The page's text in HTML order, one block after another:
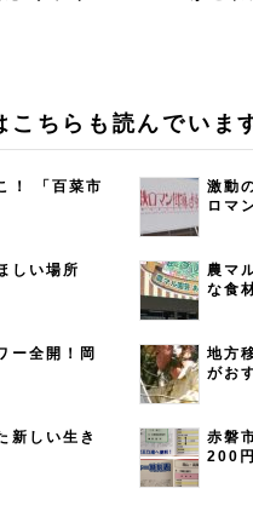
こちらも読んでいま
！ 「百菜市
激動
ロマ
しい場所
農マ
な食
ー全開！岡
地方
がお
新しい生き
赤磐
200